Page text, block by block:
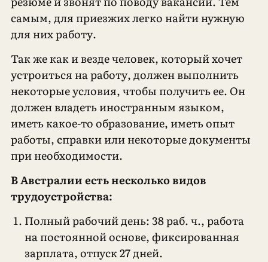
самым, для приезжих легко найти нужную
для них работу.
Так же как и везде человек, который хочет
устроиться на работу, должен выполнить
некоторые условия, чтобы получить ее. Он
должен владеть иностранным языком,
иметь какое-то образование, иметь опыт
работы, справки или некоторые документы
при необходимости.
В Австралии есть несколько видов
трудоустройства:
Полный рабочий день: 38 раб. ч., работа
на постоянной основе, фиксированная
зарплата, отпуск 27 дней.